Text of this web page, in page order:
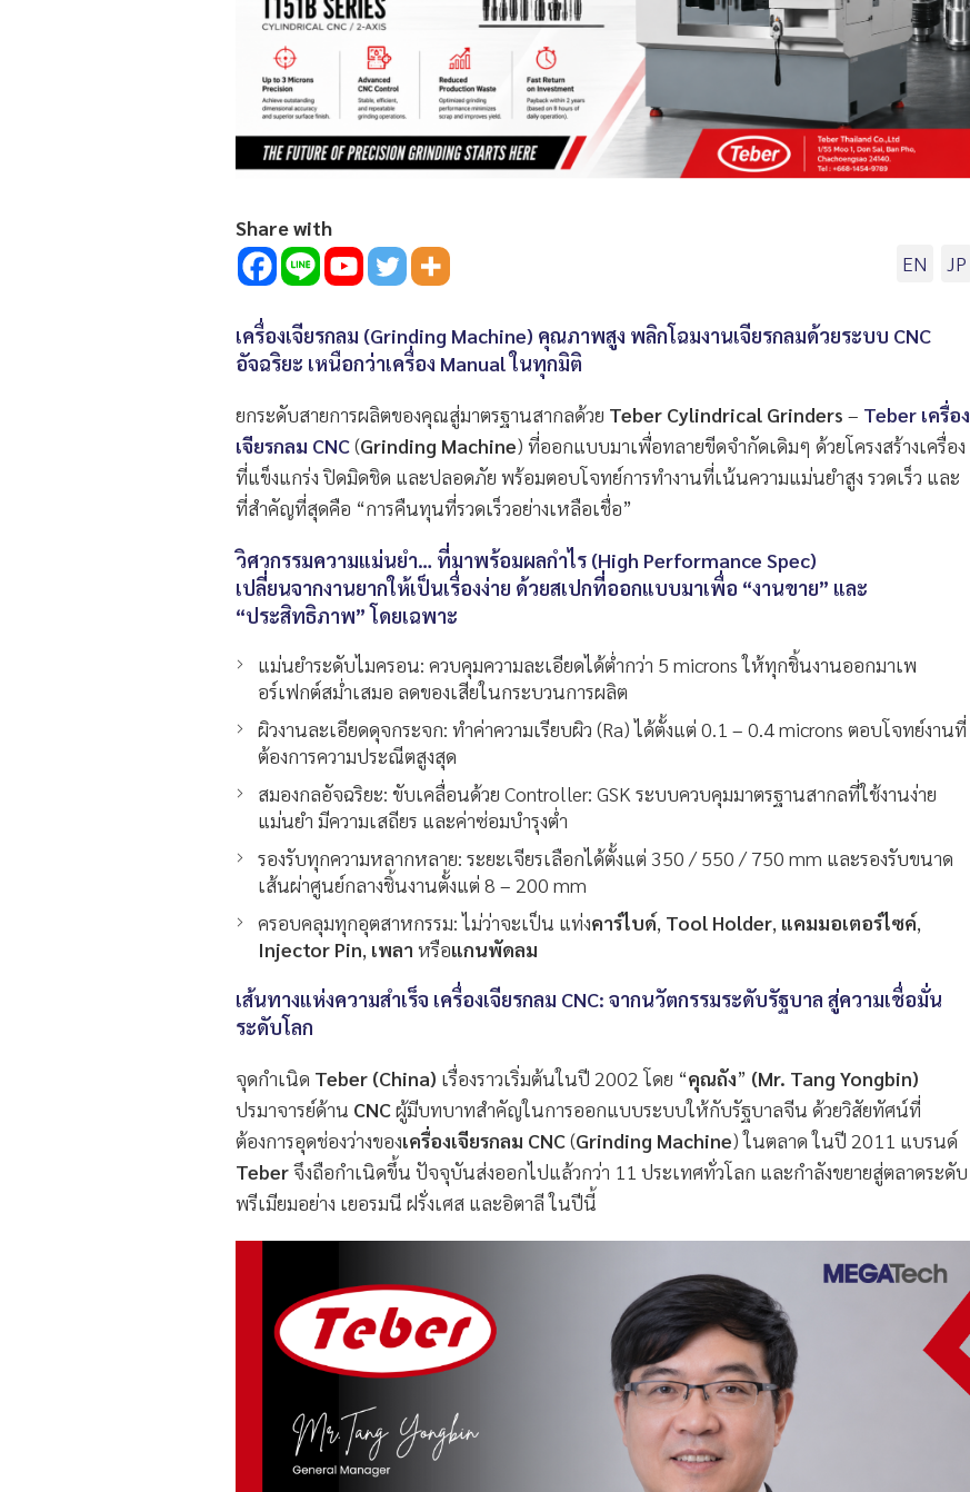
Share with
EN
JP
เครื่องเจียรกลม (Grinding Machine) คุณภาพสูง พลิกโฉมงานเจียรกลมด้วยระบบ CNC
อัจฉริยะ เหนือกว่าเครื่อง Manual ในทุกมิติ
ยกระดับสายการผลิตของคุณสู่มาตรฐานสากลด้วย Teber Cylindrical Grinders – Teber เครื่อง
เจียรกลม CNC(Grinding Machine) ที่ออกแบบมาเพื่อทลายขีดจำกัดเดิมๆ ด้วยโครงสร้างเครื่อง
ที่แข็งแกร่ง ปิดมิดชิด และปลอดภัย พร้อมตอบโจทย์การทำงานที่เน้นความแม่นยำสูง รวดเร็ว และ
ที่สำคัญที่สุดคือ “การคืนทุนที่รวดเร็วอย่างเหลือเชื่อ”
วิศวกรรมความแม่นยำ… ที่มาพร้อมผลกำไร (High Performance Spec)
เปลี่ยนจากงานยากให้เป็นเรื่องง่าย ด้วยสเปกที่ออกแบบมาเพื่อ “งานขาย” และ
“ประสิทธิภาพ” โดยเฉพาะ
แม่นยำระดับไมครอน: ควบคุมความละเอียดได้ต่ำกว่า 5 microns ให้ทุกชิ้นงานออกมาเพ
อร์เฟกต์สม่ำเสมอ ลดของเสียในกระบวนการผลิต
ผิวงานละเอียดดุจกระจก: ทำค่าความเรียบผิว (Ra) ได้ตั้งแต่ 0.1 – 0.4 microns ตอบโจทย์งานที่
ต้องการความประณีตสูงสุด
สมองกลอัจฉริยะ: ขับเคลื่อนด้วย Controller: GSK ระบบควบคุมมาตรฐานสากลที่ใช้งานง่าย
แม่นยำ มีความเสถียร และค่าซ่อมบำรุงต่ำ
รองรับทุกความหลากหลาย: ระยะเจียรเลือกได้ตั้งแต่ 350 / 550 / 750 mm และรองรับขนาด
เส้นผ่าศูนย์กลางชิ้นงานตั้งแต่ 8 – 200 mm
ครอบคลุมทุกอุตสาหกรรม: ไม่ว่าจะเป็น แท่งคาร์ไบด์, Tool Holder, แคมมอเตอร์ไซค์,
Injector Pin, เพลา หรือแกนพัดลม
เส้นทางแห่งความสำเร็จ เครื่องเจียรกลม CNC: จากนวัตกรรมระดับรัฐบาล สู่ความเชื่อมั่น
ระดับโลก
จุดกำเนิด Teber (China) เรื่องราวเริ่มต้นในปี 2002 โดย “คุณถัง” (Mr. Tang Yongbin)
ปรมาจารย์ด้าน CNCผู้มีบทบาทสำคัญในการออกแบบระบบให้กับรัฐบาลจีน ด้วยวิสัยทัศน์ที่
ต้องการอุดช่องว่างของเครื่องเจียรกลม CNC(Grinding Machine) ในตลาด ในปี 2011 แบรนด์
Teberจึงถือกำเนิดขึ้น ปัจจุบันส่งออกไปแล้วกว่า 11 ประเทศทั่วโลก และกำลังขยายสู่ตลาดระดับ
พรีเมียมอย่าง เยอรมนี ฝรั่งเศส และอิตาลี ในปีนี้